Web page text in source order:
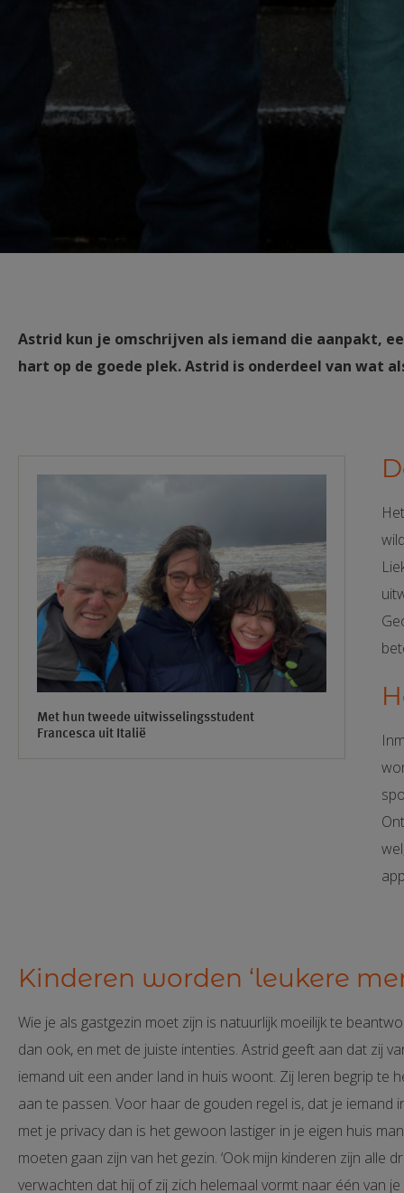
Astrid kun je omschrijven als iemand die aanpakt,
hart op de goede plek. Astrid is onderdeel van wat
Met hun tweede uitwisselingsstudent
Francesca uit Italië
Kinderen worden ‘leukere
Wie je als gastgezin moet zijn is natuurlijk moeilijk te
dan ook, en met de juiste intenties. Astrid geeft aan dat zij
iemand uit een ander land in huis woont. Zij leren begrip te
aan te passen. Voor haar de gouden regel is, dat je iemand
met je privacy dan is het gewoon lastiger in je eigen huis
moeten gaan zijn van het gezin. ‘Ook mijn kinderen zijn alle
verwachten dat hij of zij zich helemaal vormt naar één van